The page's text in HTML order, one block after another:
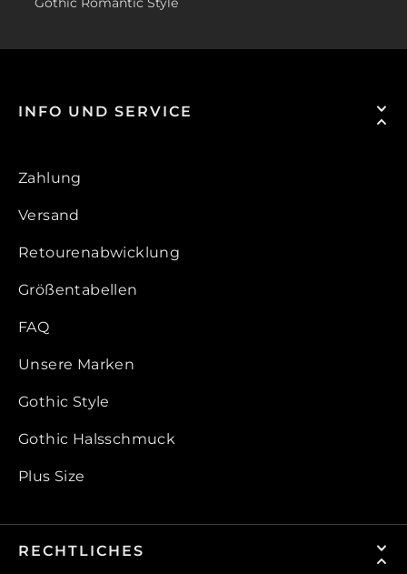
INFO UND SERVICE
Zahlung
Versand
Retourenabwicklung
Größentabellen
FAQ
Unsere Marken
Gothic Style
Gothic Halsschmuck
Plus Size
RECHTLICHES